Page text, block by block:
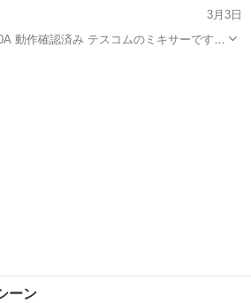
3月3日
スコムのミキサーです。
ーン